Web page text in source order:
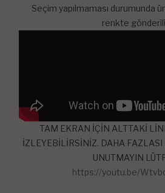
Seçim yapılmaması durumunda
renkte
TAM EKRAN İÇİN ALTTAKİ
İZLEYEBİLİRSİNİZ. DAHA
UNUTMAYIN
https://youtu.be/